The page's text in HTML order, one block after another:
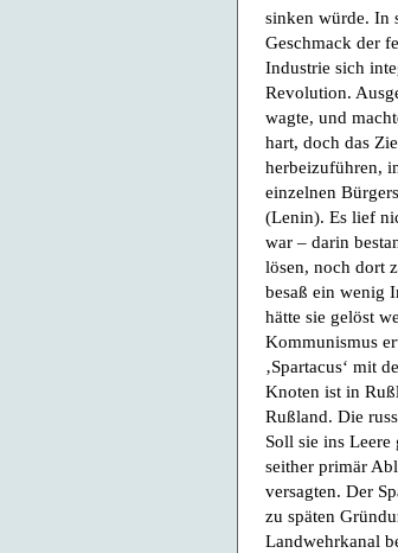
sinken würde. In
Geschmack der
Industrie sich
Revolution.
wagte, und
hart, doch das
herbeizuführen,
einzelnen
(Lenin). Es lief
war – darin
lösen, noch dort
besaß ein wenig
hätte sie gelöst
Kommunismus
‚Spartacus‘ mit
Knoten ist in
Rußland. Die
Soll sie ins
seither primär
versagten. Der
zu späten
Landwehrkanal